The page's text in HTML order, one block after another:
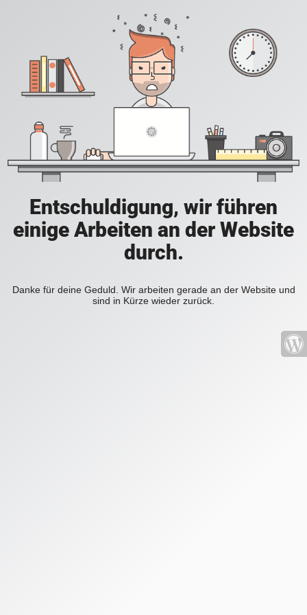
Entschuldigung, wir führen
einige Arbeiten an der Website
durch.
Danke für deine Geduld. Wir arbeiten gerade an der Website und
sind in Kürze wieder zurück.